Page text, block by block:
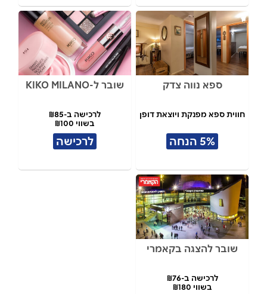
ספא נווה צדק
חווית ספא מפנקת ויוצאת דופן
5% הנחה
שובר ל-KIKO MILANO
לרכישה ב-₪85
בשווי ₪100
לרכישה
שובר להצגה בקאמרי
לרכישה ב-₪76
בשווי ₪180